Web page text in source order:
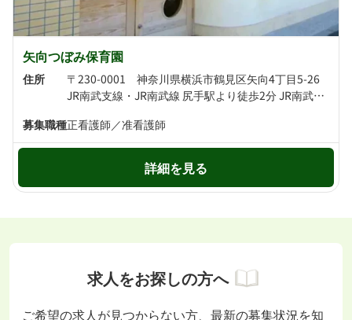
矢向つぼみ保育園
住所
〒230-0001 神奈川県横浜市鶴見区矢向4丁目5-26
JR南武支線・JR南武線 尻手駅より徒歩2分 JR南武線 矢向駅より徒歩12分
募集職種正看護師／准看護師
詳細を見る
求人をお探しの方へ
ご希望の求人が見つからない方、最新の募集状況を知